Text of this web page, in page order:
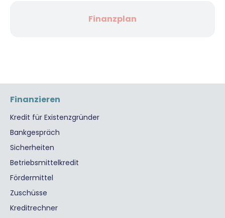
Finanzplan
Finanzieren
Kredit für Existenzgründer
Bankgespräch
Sicherheiten
Betriebsmittelkredit
Fördermittel
Zuschüsse
Kreditrechner